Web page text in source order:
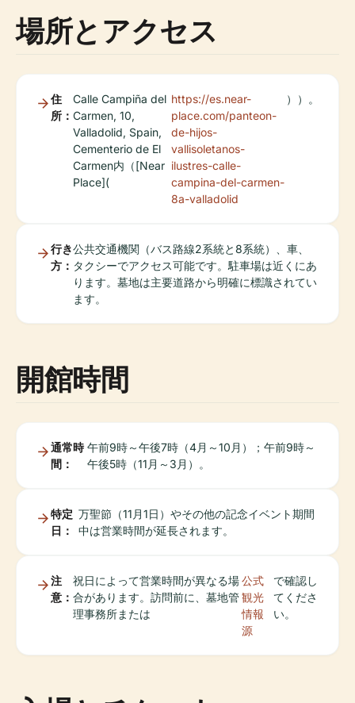
場所とアクセス
住
所：
Calle Campiña del
Carmen, 10,
Valladolid, Spain,
Cementerio de El
Carmen内（[Near
Place](
https://es.near-
place.com/panteon-
de-hijos-
vallisoletanos-
ilustres-calle-
campina-del-carmen-
8a-valladolid
））。
行き
方：
公共交通機関（バス路線2系統と8系統）、車、
タクシーでアクセス可能です。駐車場は近くにあ
ります。墓地は主要道路から明確に標識されてい
ます。
開館時間
通常時
間：
午前9時～午後7時（4月～10月）；午前9時～
午後5時（11月～3月）。
特定
日：
万聖節（11月1日）やその他の記念イベント期間
中は営業時間が延長されます。
注
意：
祝日によって営業時間が異なる場
合があります。訪問前に、墓地管
理事務所または
公式
観光
情報
源
で確認し
てくださ
い。